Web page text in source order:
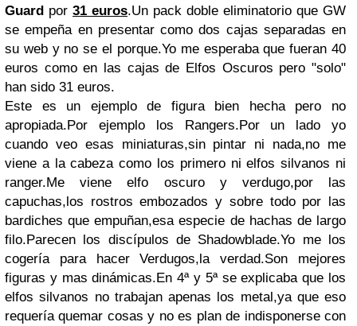
Guard por 31 euros.Un pack doble eliminatorio que GW
se empeña en presentar como dos cajas separadas en
su web y no se el porque.Yo me esperaba que fueran 40
euros como en las cajas de Elfos Oscuros pero "solo"
han sido 31 euros.
Este es un ejemplo de figura bien hecha pero no
apropiada.Por ejemplo los Rangers.Por un lado yo
cuando veo esas miniaturas,sin pintar ni nada,no me
viene a la cabeza como los primero ni elfos silvanos ni
ranger.Me viene elfo oscuro y verdugo,por las
capuchas,los rostros embozados y sobre todo por las
bardiches que empuñan,esa especie de hachas de largo
filo.Parecen los discípulos de Shadowblade.Yo me los
cogería para hacer Verdugos,la verdad.Son mejores
figuras y mas dinámicas.En 4ª y 5ª se explicaba que los
elfos silvanos no trabajan apenas los metal,ya que eso
requería quemar cosas y no es plan de indisponerse con